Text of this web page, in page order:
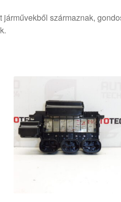
származnak,